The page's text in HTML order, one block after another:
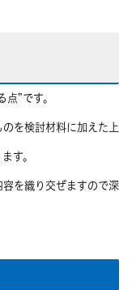
”です。
を検討材料に加えた上
す。
を織り交ぜますので深